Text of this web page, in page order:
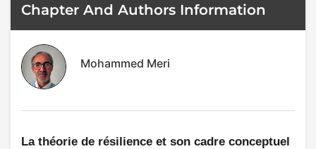
Chapter And Authors Information
Mohammed Meri
La théorie de résilience et son cadre conceptuel